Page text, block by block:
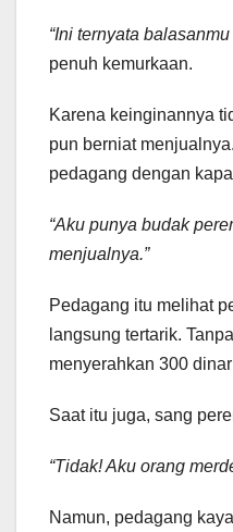
“Ini ternyata
penuh kemurkaan.
Karena keinginannya
pun berniat
pedagang dengan
“Aku punya budak
menjualnya.”
Pedagang itu melihat
langsung tertarik.
menyerahkan 300
Saat itu juga, sang
“Tidak! Aku orang
Namun, pedagang